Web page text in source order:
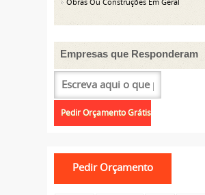
Obras Ou Construções Em Geral
Empresas que Responderam